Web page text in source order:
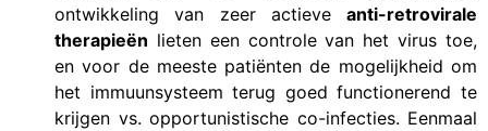
ontwikkeling van zeer actieve anti-retrovirale
therapieën lieten een controle van het virus toe,
en voor de meeste patiënten de mogelijkheid om
het immuunsysteem terug goed functionerend te
krijgen vs. opportunistische co-infecties. Eenmaal